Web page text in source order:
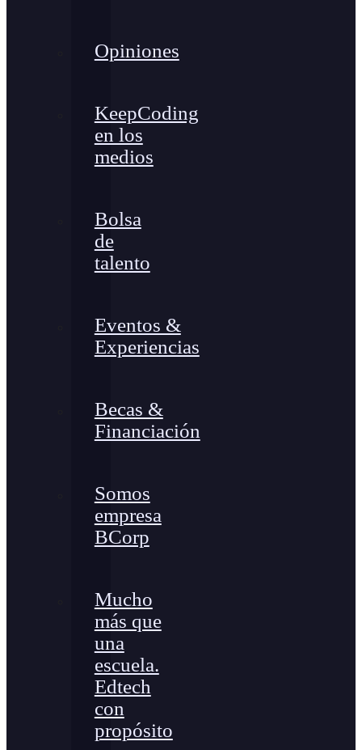
Opiniones
KeepCoding
en los
medios
Bolsa
de
talento
Eventos &
Experiencias
Becas &
Financiación
Somos
empresa
BCorp
Mucho
más que
una
escuela.
Edtech
con
propósito